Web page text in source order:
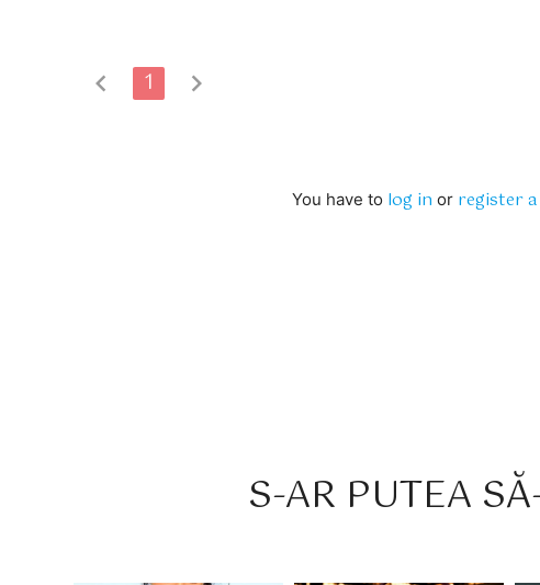
chevron_left 1 chevron_right
You have to log in or register
S-AR PUTEA